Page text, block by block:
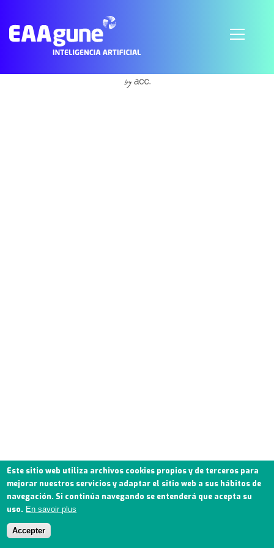
© 2021 EAAgune.Aviso legal Política de privacidad
Este sitio web utiliza archivos cookies propios y de terceros para
mejorar nuestros servicios y adaptar el sitio web a sus hábitos de
navegación. Si continúa navegando se entenderá que acepta su
uso. En savoir plus
Accepter